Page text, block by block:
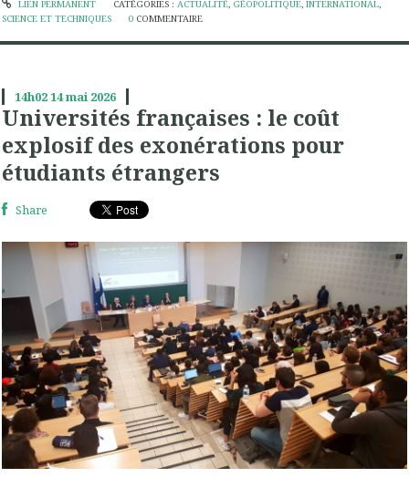
LIEN PERMANENT CATÉGORIES : ACTUALITÉ, GÉOPOLITIQUE, INTERNATIONAL,
SCIENCE ET TECHNIQUES
0 COMMENTAIRE
14h0214mai 2026
Universités françaises : le coût
explosif des exonérations pour
étudiants étrangers
Share